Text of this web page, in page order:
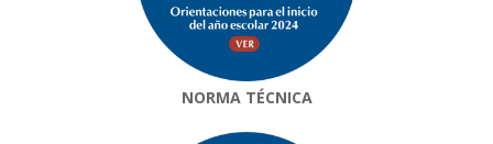
NORMA TÉCNICA